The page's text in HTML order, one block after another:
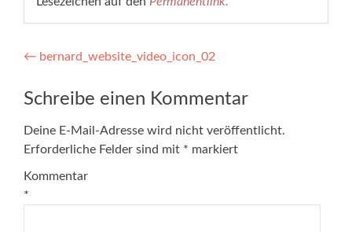
Beitragsnavigation
← bernard_website_video_icon_02
Schreibe einen Kommentar
Deine E-Mail-Adresse wird nicht veröffentlicht.
Erforderliche Felder sind mit * markiert
Kommentar
*